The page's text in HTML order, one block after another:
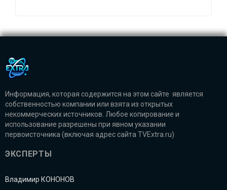
Информация, которая содержится на этом сайте является
собственностью компании или взята из открытых
некоммерческих источников. Любое копирование и
использование разрешены при явном указании
первоисточника (включая адрес сайта TVExtra.ru)
ЭКСПЕРТЫ
Владимир КОНОНОВ